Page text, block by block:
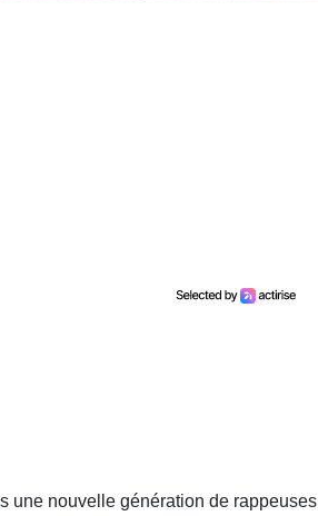
une nouvelle génération de rappeuses